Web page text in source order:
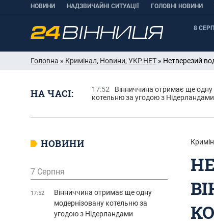
НОВИНИ НАДЗВИЧАЙНІ СИТУАЦІЇ ГОЛОВНІ НОВИНИ
8
Головна » Кримінал, Новини, УКР.НЕТ » Нетверезий
НА ЧАСІ: 17:52
Вінниччина отримає ще одну
котельню за угодою з Нідерландами
НОВИНИ
7 Серпня
17:52
Вінниччина отримає ще одну
модернізовану котельню за
угодою з Нідерландами